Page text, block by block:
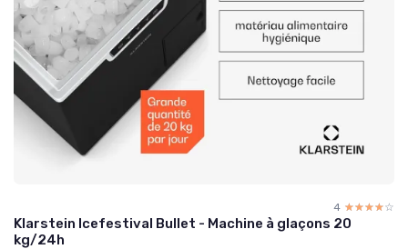
4 ☆☆☆☆☆
★★★★★
Klarstein Icefestival Bullet - Machine à glaçons 20
kg/24h